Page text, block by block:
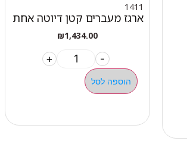
1411
ארגז מעברים קטן דיוטה אחת
₪1,434.00
-
+
הוספה לסל